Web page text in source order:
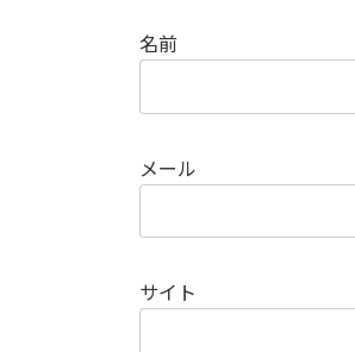
名前
メール
サイト